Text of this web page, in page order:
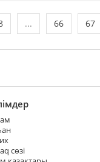
... 66 67
сөзі